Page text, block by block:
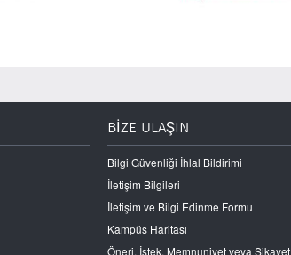
BİZE ULAŞIN
Bilgi Güvenliği İhlal Bildirimi
İletişim Bilgileri
İletişim ve Bilgi Edinme Formu
Kampüs Haritası
Öneri, İstek, Memnuniyet veya Şikayet